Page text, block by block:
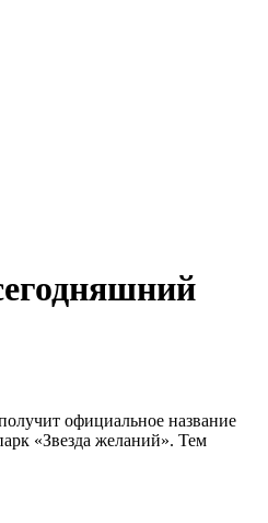
официальное название
«Звезда желаний». Тем